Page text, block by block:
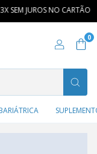
SEM JUROS NO CARTÃO
0